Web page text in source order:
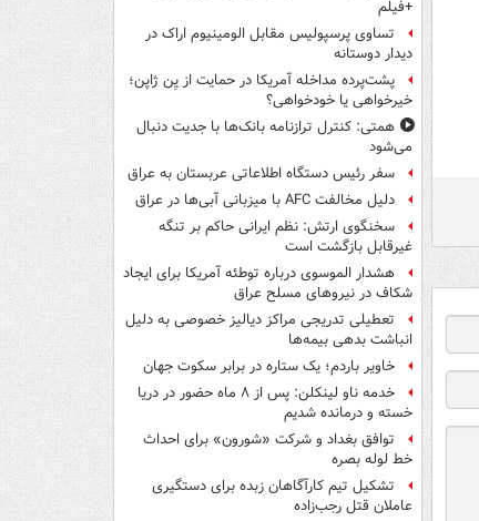
+فیلم
تساوی پرسپولیس مقابل الومینیوم اراک در
دیدار دوستانه
پشت‌پرده مداخله آمریکا در حمایت از یِن ژاپن؛
خیرخواهی یا خودخواهی؟
همتی: کنترل ترازنامه بانک‌ها با جدیت دنبال
می‌شود
سفر رئیس دستگاه اطلاعاتی عربستان به عراق
دلیل مخالفت AFC با میزبانی آبی‌ها در عراق
سخنگوی ارتش: نظم ایرانی حاکم بر تنگه
غیرقابل بازگشت است
هشدار الموسوی درباره توطئه آمریکا برای ایجاد
شکاف در نیروهای مسلح عراق
تعطیلی تدریجی مراکز دیالیز خصوصی به دلیل
انباشت بدهی بیمه‌ها
خاویر باردم؛ یک ستاره در برابر سکوت جهان
خدمه ناو لینکلن: پس از ۸ ماه حضور در دریا
خسته و درمانده‌ شدیم
توافق بغداد و شرکت «شورون» برای احداث
خط لوله بصره
تشکیل تیم کارآگاهان زبده برای دستگیری
عاملان قتل رجب‌زاده